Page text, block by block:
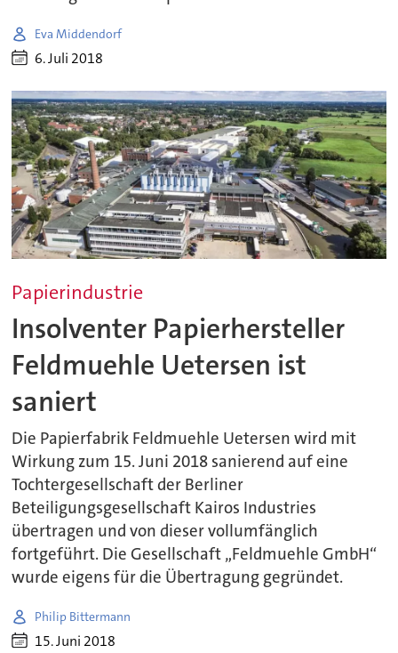
Eva Middendorf
6. Juli 2018
Papierindustrie
Insolventer Papierhersteller
Feldmuehle Uetersen ist
saniert
Die Papierfabrik Feldmuehle Uetersen wird mit
Wirkung zum 15. Juni 2018 sanierend auf eine
Tochtergesellschaft der Berliner
Beteiligungsgesellschaft Kairos Industries
übertragen und von dieser vollumfänglich
fortgeführt. Die Gesellschaft „Feldmuehle GmbH“
wurde eigens für die Übertragung gegründet.
Philip Bittermann
15. Juni 2018